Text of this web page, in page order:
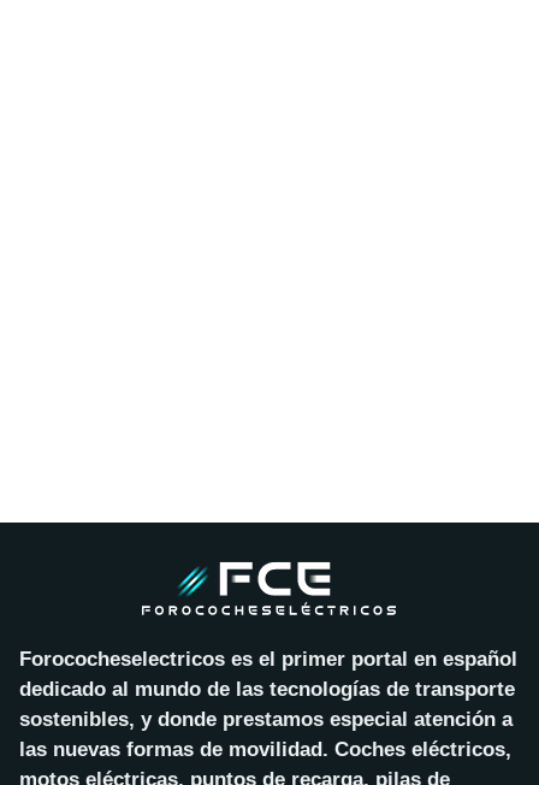
Forococheselectricos es el primer portal en español
dedicado al mundo de las tecnologías de transporte
sostenibles, y donde prestamos especial atención a
las nuevas formas de movilidad. Coches eléctricos,
motos eléctricas, puntos de recarga, pilas de